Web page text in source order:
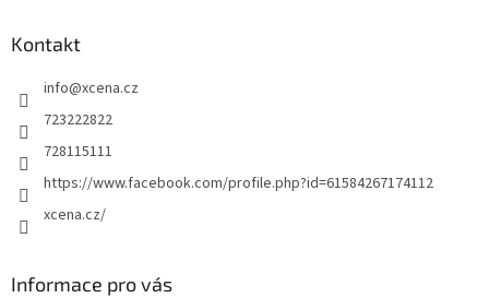
Kontakt
info@xcena.cz
723222822
728115111
https://www.facebook.com/profile.php?id=61584267174112
xcena.cz/
Informace pro vás